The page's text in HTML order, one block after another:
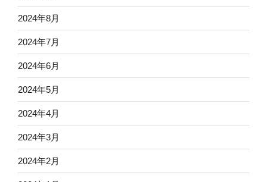
2024年8月
2024年7月
2024年6月
2024年5月
2024年4月
2024年3月
2024年2月